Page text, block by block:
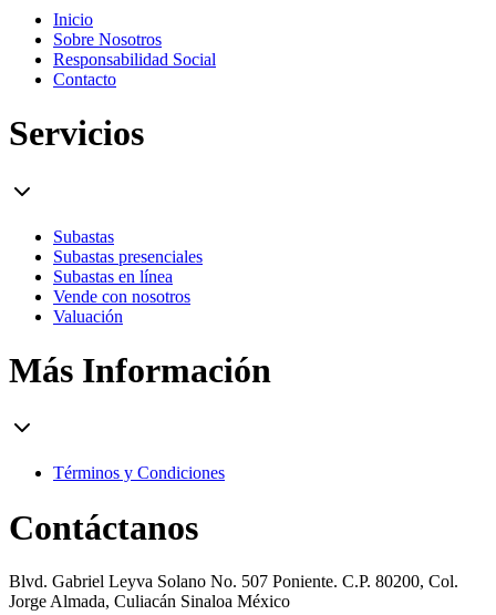
Inicio
Sobre Nosotros
Responsabilidad Social
Contacto
Servicios
Subastas
Subastas presenciales
Subastas en línea
Vende con nosotros
Valuación
Más Información
Términos y Condiciones
Contáctanos
Blvd. Gabriel Leyva Solano No. 507 Poniente. C.P. 80200, Col.
Jorge Almada, Culiacán Sinaloa México